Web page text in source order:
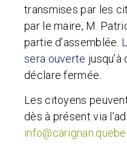
transmises par les
par le maire, M.
partie d’assemblée.
sera ouverte
déclare fermée.
Les citoyens
dès à présent via